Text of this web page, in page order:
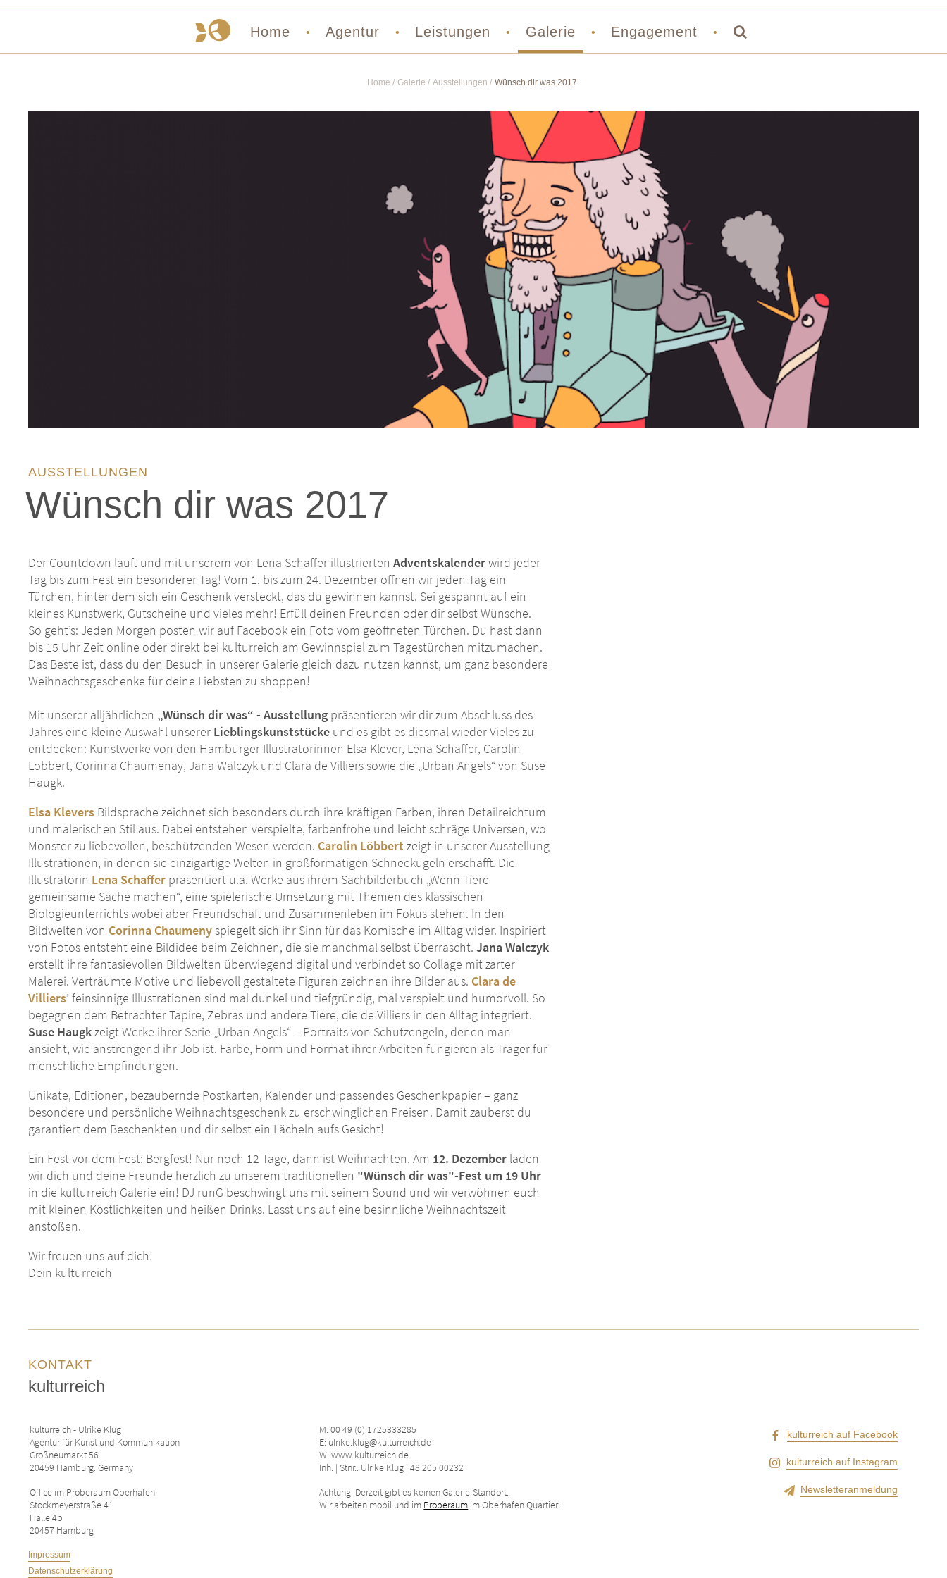
Home • Agentur • Leistungen • Galerie • Engagement •
Home Galerie Ausstellungen Wünsch dir was 2017
AUSSTELLUNGEN
Wünsch dir was 2017
Der Countdown läuft und mit unserem von Lena Schaffer illustrierten Adventskalenderwird jeder
Tag bis zum Fest ein besonderer Tag! Vom 1. bis zum 24. Dezember öffnen wir jeden Tag ein
Türchen, hinter dem sich ein Geschenk versteckt, das du gewinnen kannst. Sei gespannt auf ein
kleines Kunstwerk, Gutscheine und vieles mehr! Erfüll deinen Freunden oder dir selbst Wünsche.
So geht’s: Jeden Morgen posten wir auf Facebook ein Foto vom geöffneten Türchen. Du hast dann
bis 15 Uhr Zeit online oder direkt bei kulturreich am Gewinnspiel zum Tagestürchen mitzumachen.
Das Beste ist, dass du den Besuch in unserer Galerie gleich dazu nutzen kannst, um ganz besondere
Weihnachtsgeschenke für deine Liebsten zu shoppen!
Mit unserer alljährlichen „Wünsch dir was“ - Ausstellung präsentieren wir dir zum Abschluss des
Jahres eine kleine Auswahl unserer Lieblingskunststücke und es gibt es diesmal wieder Vieles zu
entdecken: Kunstwerke von den Hamburger Illustratorinnen Elsa Klever, Lena Schaffer, Carolin
Löbbert, Corinna Chaumenay, Jana Walczyk und Clara de Villiers sowie die „Urban Angels“ von Suse
Haugk.
Elsa Klevers Bildsprache zeichnet sich besonders durch ihre kräftigen Farben, ihren Detailreichtum
und malerischen Stil aus. Dabei entstehen verspielte, farbenfrohe und leicht schräge Universen, wo
Monster zu liebevollen, beschützenden Wesen werden. Carolin Löbbert zeigt in unserer Ausstellung
Illustrationen, in denen sie einzigartige Welten in großformatigen Schneekugeln erschafft. Die
Illustratorin Lena Schaffer präsentiert u.a. Werke aus ihrem Sachbilderbuch „Wenn Tiere
gemeinsame Sache machen“, eine spielerische Umsetzung mit Themen des klassischen
Biologieunterrichts wobei aber Freundschaft und Zusammenleben im Fokus stehen. In den
Bildwelten von Corinna Chaumenyspiegelt sich ihr Sinn für das Komische im Alltag wider. Inspiriert
von Fotos entsteht eine Bildidee beim Zeichnen, die sie manchmal selbst überrascht. Jana Walczyk
erstellt ihre fantasievollen Bildwelten überwiegend digital und verbindet so Collage mit zarter
Malerei. Verträumte Motive und liebevoll gestaltete Figuren zeichnen ihre Bilder aus. Clara de
Villiers’ feinsinnige Illustrationen sind mal dunkel und tiefgründig, mal verspielt und humorvoll. So
begegnen dem Betrachter Tapire, Zebras und andere Tiere, die de Villiers in den Alltag integriert.
Suse Haugkzeigt Werke ihrer Serie „Urban Angels“ – Portraits von Schutzengeln, denen man
ansieht, wie anstrengend ihr Job ist. Farbe, Form und Format ihrer Arbeiten fungieren als Träger für
menschliche Empfindungen.
Unikate, Editionen, bezaubernde Postkarten, Kalender und passendes Geschenkpapier – ganz
besondere und persönliche Weihnachtsgeschenk zu erschwinglichen Preisen. Damit zauberst du
garantiert dem Beschenkten und dir selbst ein Lächeln aufs Gesicht!
Ein Fest vor dem Fest: Bergfest! Nur noch 12 Tage, dann ist Weihnachten. Am 12. Dezember laden
wir dich und deine Freunde herzlich zu unserem traditionellen "Wünsch dir was"-Fest um 19 Uhr
in die kulturreich Galerie ein! DJ runG beschwingt uns mit seinem Sound und wir verwöhnen euch
mit kleinen Köstlichkeiten und heißen Drinks. Lasst uns auf eine besinnliche Weihnachtszeit
anstoßen.
Wir freuen uns auf dich!
Dein kulturreich
KONTAKT
kulturreich
kulturreich - Ulrike Klug
Agentur für Kunst und Kommunikation
Großneumarkt 56
20459 Hamburg. Germany
Office im Proberaum Oberhafen
Stockmeyerstraße 41
Halle 4b
20457 Hamburg
M: 00 49 (0) 1725333285
E: ulrike.klug@kulturreich.de
W: www.kulturreich.de
Inh. | Stnr.: Ulrike Klug | 48.205.00232
Achtung: Derzeit gibt es keinen Galerie-Standort.
Wir arbeiten mobil und im Proberaum im Oberhafen Quartier.
kulturreich auf Facebook
kulturreich auf Instagram
Newsletteranmeldung
Impressum
Datenschutzerklärung